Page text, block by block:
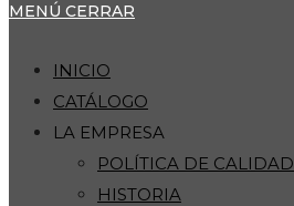
MENÚ CERRAR
INICIO
CATÁLOGO
LA EMPRESA
POLÍTICA DE CALIDAD
HISTORIA